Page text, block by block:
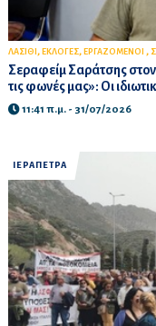
ΛΑΣΙΘΙ , ΕΚΛΟΓΕΣ, ΕΡΓΑΖΟΜΕΝΟΙ ,
Σεραφείμ Σαράτσης
τις φωνές μας»: Οι
11:41 π.μ. - 31/07/2026
ΙΕΡΑΠΕΤΡΑ